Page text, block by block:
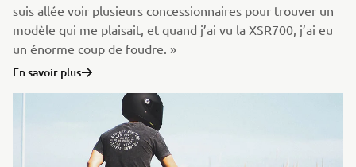
suis allée voir plusieurs concessionnaires pour trouver un
modèle qui me plaisait, et quand j’ai vu la XSR700, j’ai eu
un énorme coup de foudre. »
En savoir plus